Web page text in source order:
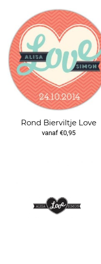
Rond Bierviltje Love
vanaf €0,95